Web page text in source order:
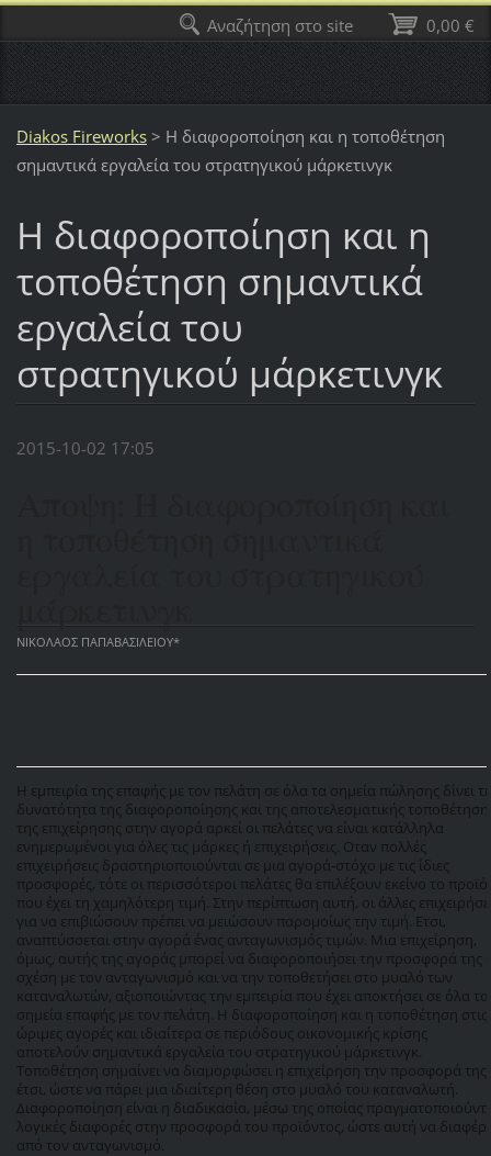
Diakos Fireworks > Η διαφοροποίηση και η τοποθέτηση
σημαντικά εργαλεία του στρατηγικού μάρκετινγκ
Η διαφοροποίηση και η
τοποθέτηση σημαντικά
εργαλεία του
στρατηγικού μάρκετινγκ
2015-10-02 17:05
ΝΙΚΟΛΑΟΣ ΠΑΠΑΒΑΣΙΛΕΙΟΥ*
Η εμπειρία της επαφής με τον πελάτη σε όλα τα σημεία πώλησης δίνει
δυνατότητα της διαφοροποίησης και της αποτελεσματικής
της επιχείρησης στην αγορά αρκεί οι πελάτες να είναι κατάλληλα
ενημερωμένοι για όλες τις μάρκες ή επιχειρήσεις. Οταν πολλές
επιχειρήσεις δραστηριοποιούνται σε μια αγορά-στόχο με τις ίδιες
προσφορές, τότε οι περισσότεροι πελάτες θα επιλέξουν εκείνο το
που έχει τη χαμηλότερη τιμή. Στην περίπτωση αυτή, οι άλλες
για να επιβιώσουν πρέπει να μειώσουν παρομοίως την τιμή. Ετσι,
αναπτύσσεται στην αγορά ένας ανταγωνισμός τιμών. Μια επιχείρηση,
όμως, αυτής της αγοράς μπορεί να διαφοροποιήσει την προσφορά της
σχέση με τον ανταγωνισμό και να την τοποθετήσει στο μυαλό των
καταναλωτών, αξιοποιώντας την εμπειρία που έχει αποκτήσει σε όλα τα
σημεία επαφής με τον πελάτη. Η διαφοροποίηση και η τοποθέτηση στις
ώριμες αγορές και ιδιαίτερα σε περιόδους οικονομικής κρίσης
αποτελούν σημαντικά εργαλεία του στρατηγικού μάρκετινγκ.
Τοποθέτηση σημαίνει να διαμορφώσει η επιχείρηση την προσφορά της
έτσι, ώστε να πάρει μια ιδιαίτερη θέση στο μυαλό του καταναλωτή.
Διαφοροποίηση είναι η διαδικασία, μέσω της οποίας
λογικές διαφορές στην προσφορά του προϊόντος, ώστε αυτή να
από τον ανταγωνισμό.
0,00 €
Αναζήτηση στο site